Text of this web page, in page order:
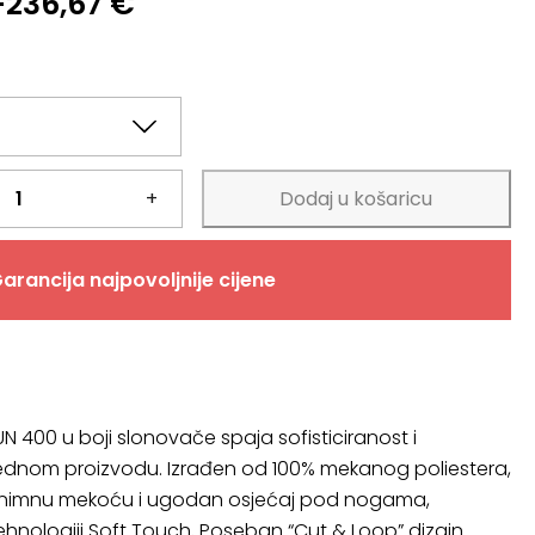
+ Dodaj u košaricu
najpovoljnije cijene
400 u boji slonovače spaja sofisticiranost i
proizvodu. Izrađen od 100% mekanog poliestera,
mekoću i ugodan osjećaj pod nogama,